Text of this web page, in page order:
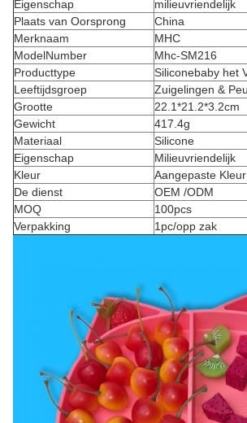
Eigenschap
milieuvriendelijk
Plaats van Oorsprong
China
Merknaam
MHC
ModelNumber
Mhc-SM216
Producttype
Siliconebaby het
Leeftijdsgroep
Zuigelingen &
Grootte
22.1*21.2*3.2cm
Gewicht
417.4g
Materiaal
Silicone
Eigenschap
Milieuvriendelijk
Kleur
Aangepaste Kleur
De dienst
OEM /ODM
MOQ
100pcs
Verpakking
1pc/opp zak